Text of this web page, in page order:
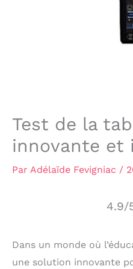
Test de la
innovante et
Par Adélaïde Fevigniac /
4.9/
Dans un monde où
une solution innovante